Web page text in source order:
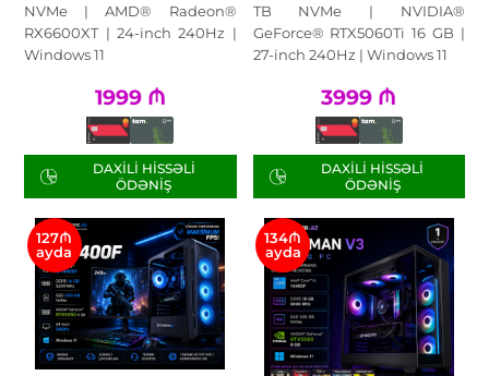
NVMe | AMD® Radeon®
RX6600XT | 24-inch 240Hz |
Windows 11
1999 ₼
DAXILI HISSƏLI
ÖDƏNIŞ
TB NVMe | NVIDIA®
GeForce® RTX5060Ti 16 GB |
27-inch 240Hz | Windows 11
3999 ₼
DAXILI HISSƏLI
ÖDƏNIŞ
127₼
ayda
134₼
ayda